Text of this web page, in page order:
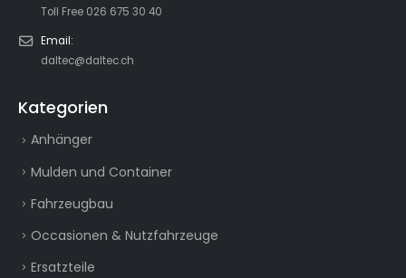
Toll Free 026 675 30 40
Email:
daltec@daltec.ch
Kategorien
Anhänger
Mulden und Container
Fahrzeugbau
Occasionen & Nutzfahrzeuge
Ersatzteile